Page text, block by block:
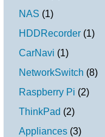
NAS (1)
HDDRecorder (1)
CarNavi (1)
NetworkSwitch (8)
Raspberry Pi (2)
ThinkPad (2)
Appliances (3)